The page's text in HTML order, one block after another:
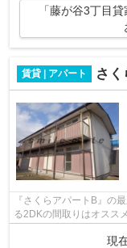
「藤が谷3丁目
賃貸 | アパート さく
『さくらアパートB』の
る2DKの間取りはオスス
現